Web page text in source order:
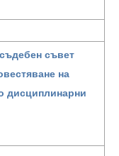
съвет
на
дисциплинарни